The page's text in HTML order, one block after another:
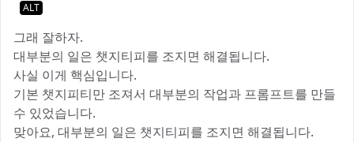
ALT
그래 잘하자.
대부분의 일은 챗지티피를 조지면 해결됩니다.
사실 이게 핵심입니다.
기본 챗지피티만 조져서 대부분의 작업과 프롬프트를 만들
수 있었습니다.
맞아요, 대부분의 일은 챗지티피를 조지면 해결됩니다.